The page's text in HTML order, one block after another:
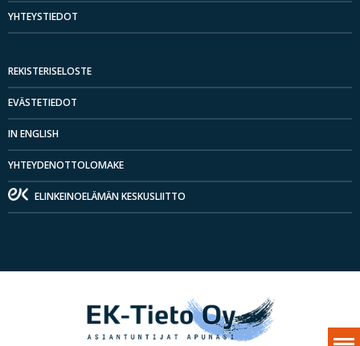
YHTEYSTIEDOT
REKISTERISELOSTE
EVÄSTETIEDOT
IN ENGLISH
YHTEYDENOTTOLOMAKE
ELINKEINOELÄMÄN KESKUSLIITTO